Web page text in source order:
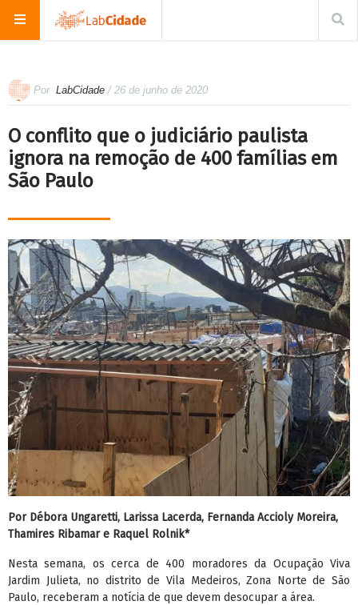
Por LabCidade / 26 de junho de 2020
O conflito que o judiciário paulista
ignora na remoção de 400 famílias em
São Paulo
Por Débora Ungaretti, Larissa Lacerda, Fernanda Accioly Moreira,
Thamires Ribamar e Raquel Rolnik*
Nesta semana, os cerca de 400 moradores da Ocupação Viva
Jardim Julieta, no distrito de Vila Medeiros, Zona Norte de São
Paulo, receberam a notícia de que devem desocupar a área.